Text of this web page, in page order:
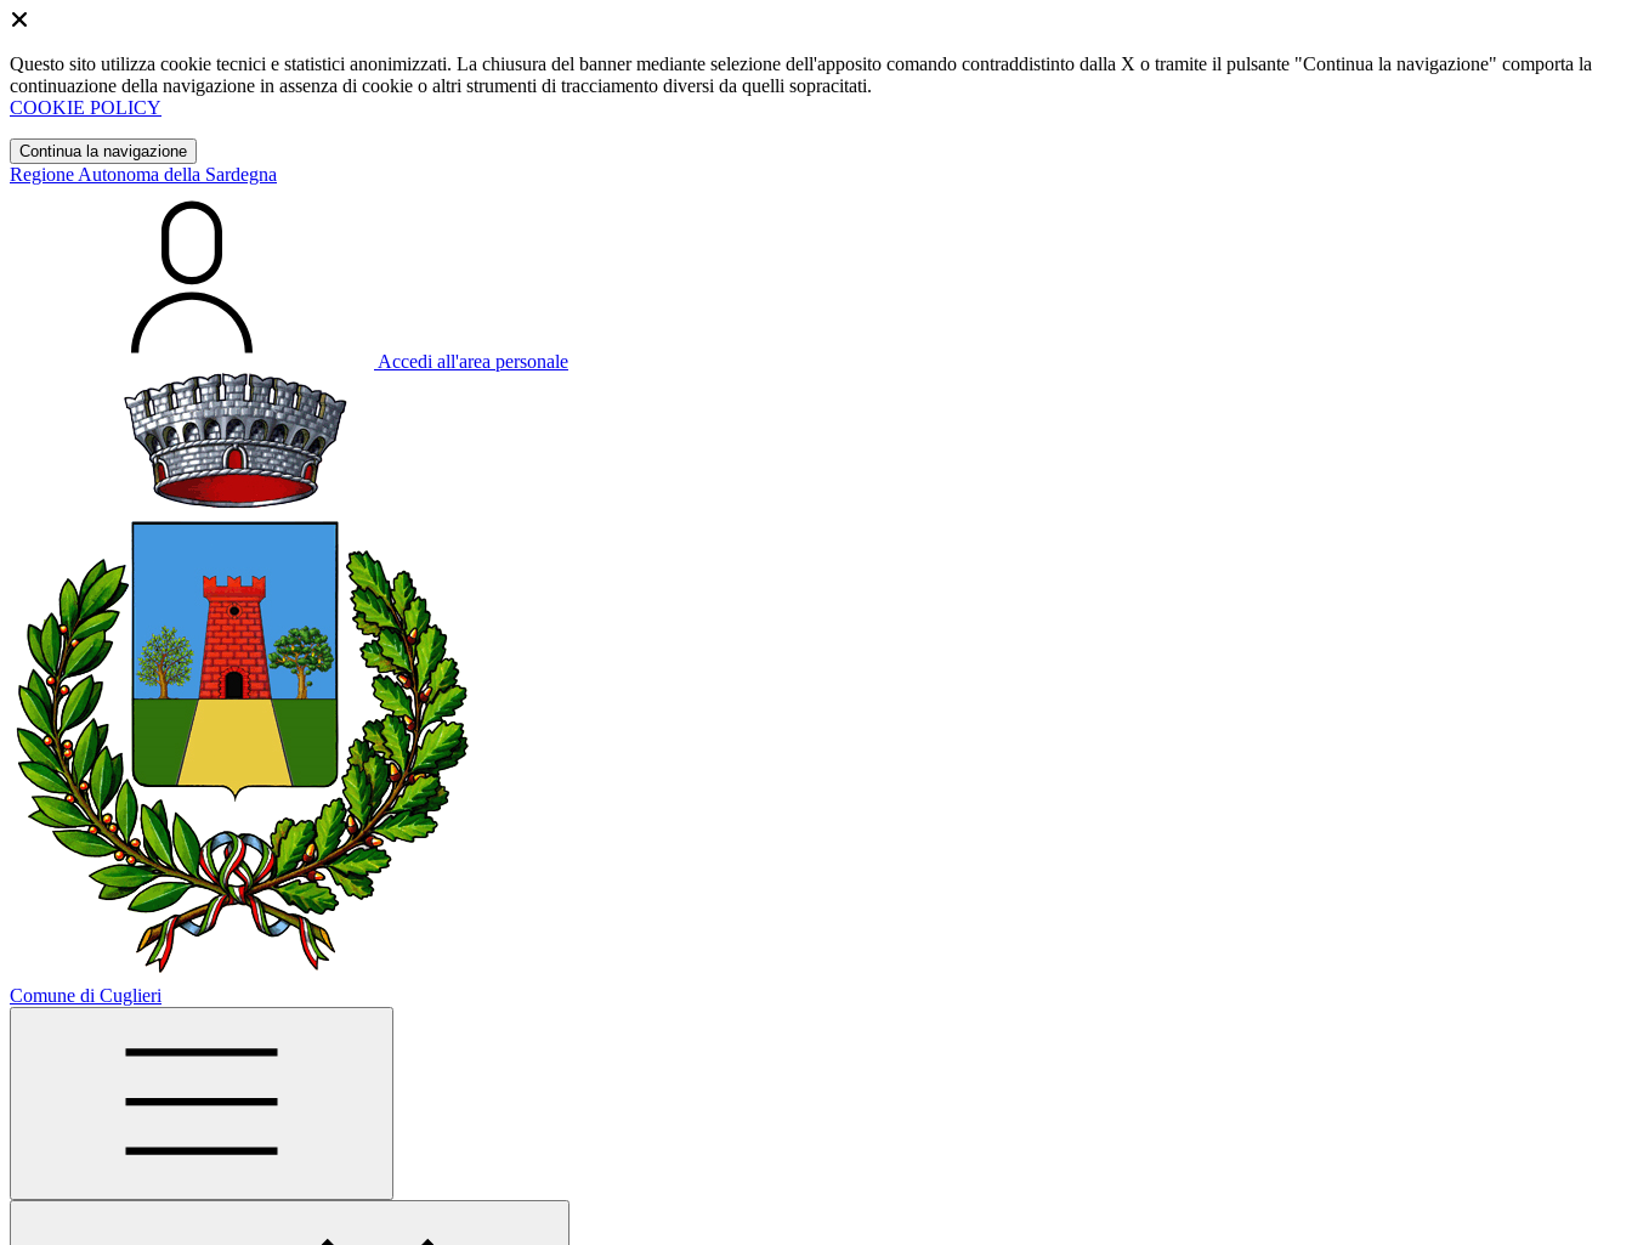
Questo sito utilizza cookie tecnici e statistici anonimizzati. La chiusura del banner mediante selezione dell'apposito comando contraddistinto dalla X o tramite il pulsante "Continua la navigazione" comporta la
continuazione della navigazione in assenza di cookie o altri strumenti di tracciamento diversi da quelli sopracitati.
COOKIE POLICY
Continua la navigazione
Regione Autonoma della Sardegna
Accedi all'area personale
Comune di Cuglieri